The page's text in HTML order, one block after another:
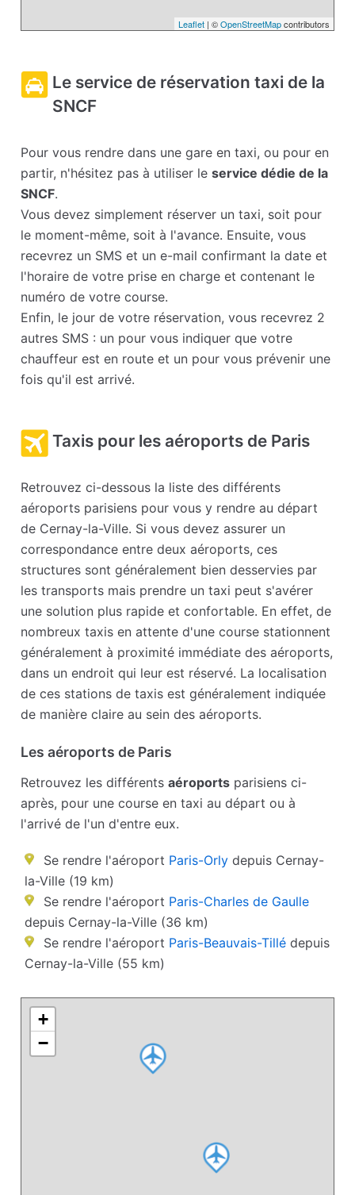
Leaflet| ©OpenStreetMapcontributors
Le service de réservation taxi de la
SNCF
Pour vous rendre dans une gare en taxi, ou pour en
partir, n'hésitez pas à utiliser leservice dédie de la
SNCF.
Vous devez simplement réserver un taxi, soit pour
le moment-même, soit à l'avance. Ensuite, vous
recevrez un SMS et un e-mail confirmant la date et
l'horaire de votre prise en charge et contenant le
numéro de votre course.
Enfin, le jour de votre réservation, vous recevrez 2
autres SMS : un pour vous indiquer que votre
chauffeur est en route et un pour vous prévenir une
fois qu'il est arrivé.
Taxis pour les aéroports de Paris
Retrouvez ci-dessous la liste des différents
aéroports parisiens pour vous y rendre au départ
de Cernay-la-Ville. Si vous devez assurer un
correspondance entre deux aéroports, ces
structures sont généralement bien desservies par
les transports mais prendre un taxi peut s'avérer
une solution plus rapide et confortable. En effet, de
nombreux taxis en attente d'une course stationnent
généralement à proximité immédiate des aéroports,
dans un endroit qui leur est réservé. La localisation
de ces stations de taxis est généralement indiquée
de manière claire au sein des aéroports.
Les aéroports de Paris
Retrouvez les différentsaéroports parisiens ci-
après, pour une course en taxi au départ ou à
l'arrivé de l'un d'entre eux.
Se rendre l'aéroport Paris-Orly depuis Cernay-
la-Ville (19 km)
Se rendre l'aéroport Paris-Charles de Gaulle
depuis Cernay-la-Ville (36 km)
Se rendre l'aéroport Paris-Beauvais-Tillé depuis
Cernay-la-Ville (55 km)
+
−